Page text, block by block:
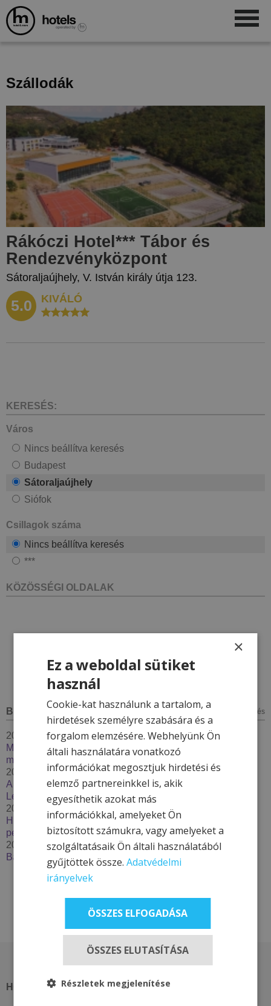
Szállodák
Rákóczi Hotel *** Tábor és
Rendezvényközpont
Sátoraljaújhely, V. István király útja 123.
5.0 KIVÁLÓ
KERESÉS:
Város
Nincs beállítva keresés
Budapest
Sátoraljaújhely
Siófok
Csillagok száma
Nincs beállítva keresés
***
KÖZÖSSÉGI OLDALAK
BLOG minden bejegyzés
2026. január 7.
Megújul a Hotel & More törzsvendégprogram – 2026-ban
még többet adunk hűséges vendégeinknek
2025. december 4.
A kinti-benti medence karbantartás - Thermal Resort
Lendava***
2025. december 2.
Húzzon korit, pattanjon szánkóra – Élje át a tél minden
percét a Hotel & More szállodákkal
2025. szeptember 29.
Bakancslistás túrázóhelyek Magyarországon
HOTEL & MORE HOTELS
×
Ez a weboldal sütiket
használ
Cookie-kat használunk a tartalom, a
hirdetések személyre szabására és a
forgalom elemzésére. Webhelyünk Ön
általi használatára vonatkozó
információkat megosztjuk hirdetési és
elemző partnereinkkel is, akik
egyesíthetik azokat más
információkkal, amelyeket Ön
biztosított számukra, vagy amelyeket a
szolgáltatásaik Ön általi használatából
gyűjtöttek össze.Adatvédelmi
irányelvek
ÖSSZES ELFOGADÁSA
ÖSSZES ELUTASÍTÁSA
Részletek megjelenítése